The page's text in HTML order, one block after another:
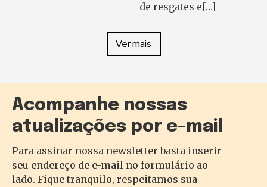
de resgates e[…]
Ver mais
Acompanhe nossas
atualizações por e-mail
Para assinar nossa newsletter basta inserir
seu endereço de e-mail no formulário ao
lado. Fique tranquilo, respeitamos sua